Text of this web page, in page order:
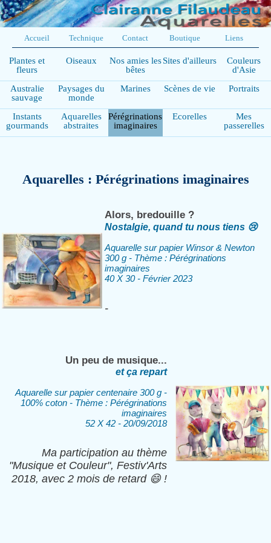
Accueil Technique Contact Boutique Liens
Plantes et
fleurs
Oiseaux
Nos amies les
bêtes
Sites d'ailleurs
Couleurs
d'Asie
Australie
sauvage
Paysages du
monde
Marines Scènes de vie Portraits
Instants
gourmands
Aquarelles
abstraites
Pérégrinations
imaginaires
Ecorelles
Mes
passerelles
Aquarelles : Pérégrinations imaginaires
Alors, bredouille ?
Nostalgie, quand tu nous tiens 😢
Aquarelle sur papier Winsor & Newton
300 g - Thème : Pérégrinations
imaginaires
40 X 30 - Février 2023
-
Un peu de musique...
et ça repart
Aquarelle sur papier centenaire 300 g -
100% coton - Thème : Pérégrinations
imaginaires
52 X 42 - 20/09/2018
Ma participation au thème
"Musique et Couleur", Festiv'Arts
2018, avec 2 mois de retard 😄 !